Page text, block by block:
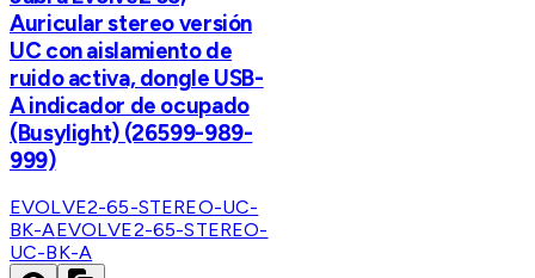
Auricular stereo versión
UC con aislamiento de
ruido activa, dongle USB-
A indicador de ocupado
(Busylight) (26599-989-
999)
EVOLVE2-65-STEREO-UC-
BK-AEVOLVE2-65-STEREO-
UC-BK-A